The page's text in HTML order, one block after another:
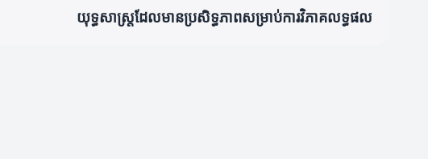
យុទ្ធសាស្ត្រដែលមានប្រសិទ្ធភាពសម្រាប់ការវិភាគលទ្ធផល